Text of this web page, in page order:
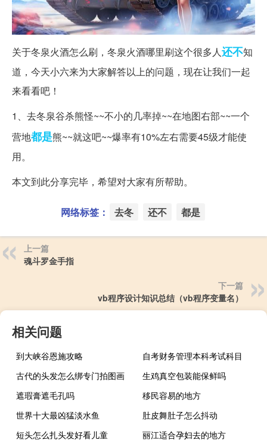
关于冬泉火酒怎么刷，冬泉火酒哪里刷这个很多人还不知
道，今天小六来为大家解答以上的问题，现在让我们一起
来看看吧！
1、去冬泉谷杀熊怪~~不小的几率掉~~在地图右部~~一个
营地都是熊~~就这吧~~爆率有10%左右需要45级才能使
用。
本文到此分享完毕，希望对大家有所帮助。
网络标签： 去冬 还不 都是
上一篇
魂斗罗金手指
下一篇
vb程序设计知识总结（vb程序变量名）
相关问题
到大峡谷恩施攻略
自考财务管理本科考试科目
古代的头发怎么绑专门拍图画
生鸡真空包装能保鲜吗
遮瑕膏遮毛孔吗
移民容易的地方
世界十大最凶猛淡水鱼
肚皮舞肚子怎么抖动
短头怎么扎头发好看儿童
丽江适合孕妇去的地方